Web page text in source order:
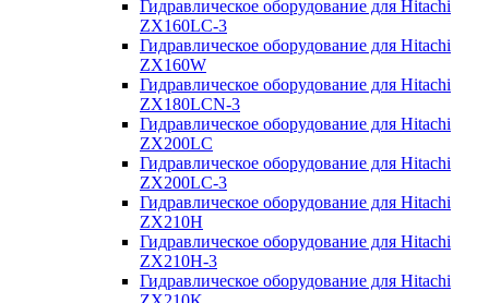
Гидравлическое оборудование для Hitachi
ZX160LC-3
Гидравлическое оборудование для Hitachi
ZX160W
Гидравлическое оборудование для Hitachi
ZX180LCN-3
Гидравлическое оборудование для Hitachi
ZX200LC
Гидравлическое оборудование для Hitachi
ZX200LC-3
Гидравлическое оборудование для Hitachi
ZX210H
Гидравлическое оборудование для Hitachi
ZX210H-3
Гидравлическое оборудование для Hitachi